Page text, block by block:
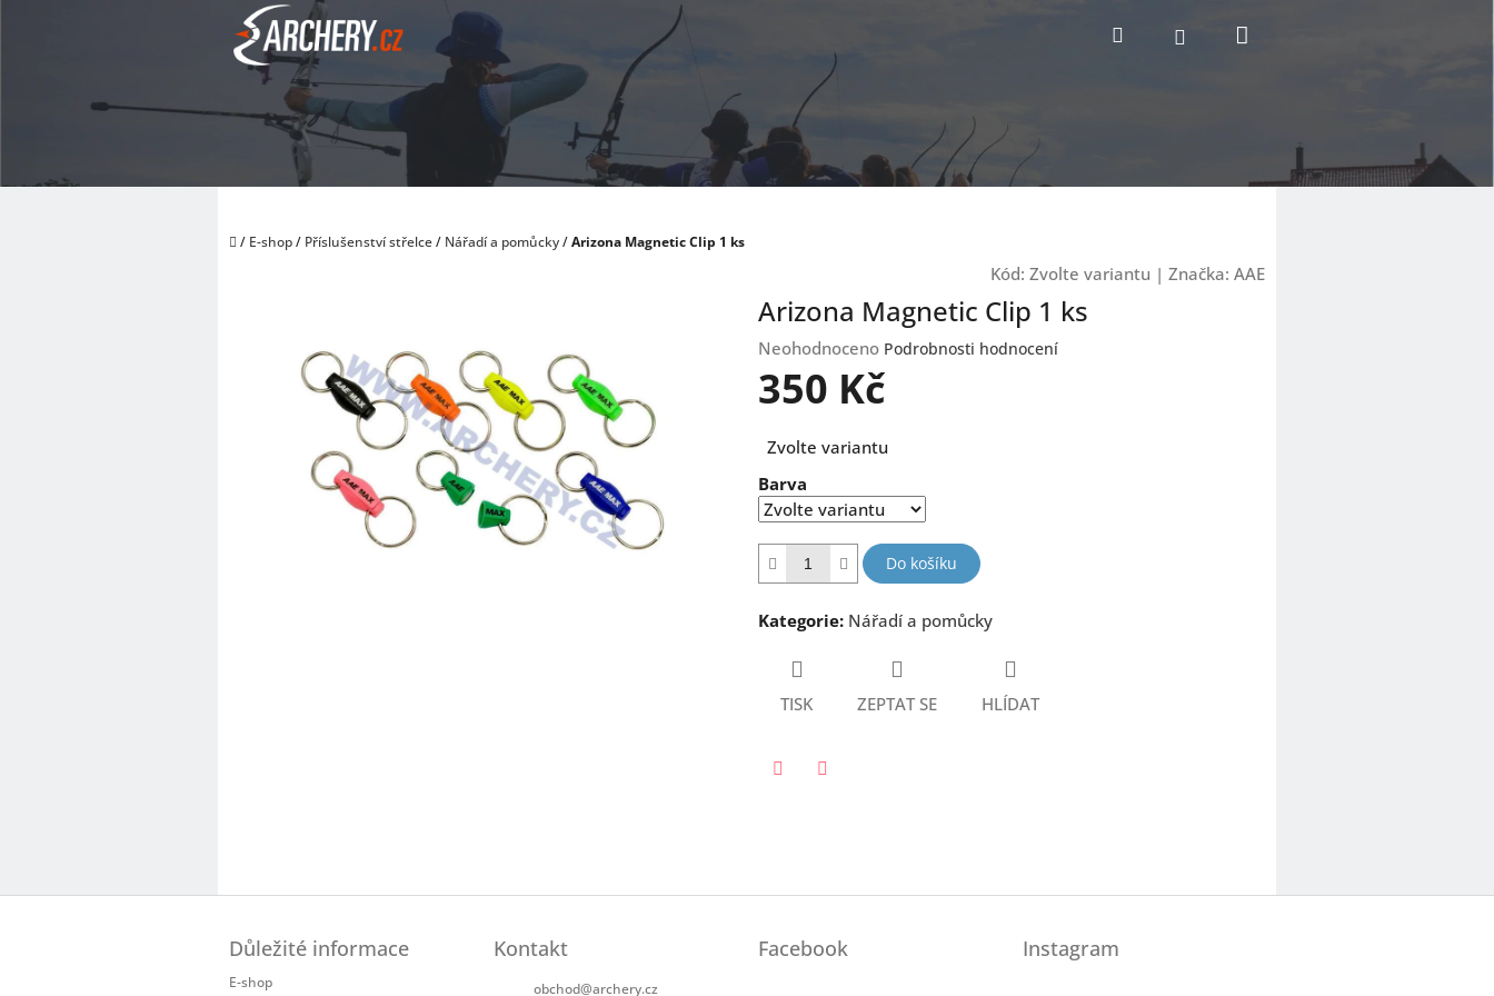
Hledat Přihlášení
Domů
/ E-shop/ Příslušenství střelce/ Nářadí a pomůcky/Arizona Magnetic Clip 1 ks
Kód: Zvolte variantu | Značka: AAE
Arizona Magnetic Clip 1 ks
Průměrné
hodnocení
produktu
0,0
5
hvězdiček.
Neohodnoceno Podrobnosti hodnocení
350 Kč
cena:
Zvolte variantu
Barva
Do košíku
Kategorie: Nářadí a pomůcky
TISK ZEPTAT SE HLÍDAT
Důležité informace
E-shop
Kontakt
obchod@archery.cz
Facebook Instagram